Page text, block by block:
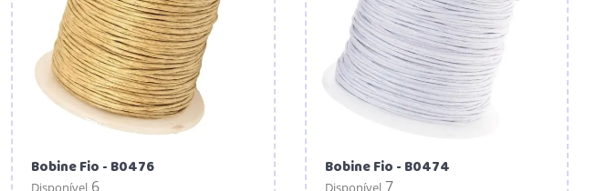
Bobine Fio - B0476
Disponível 6
Bobine Fio - B0474
Disponível 7